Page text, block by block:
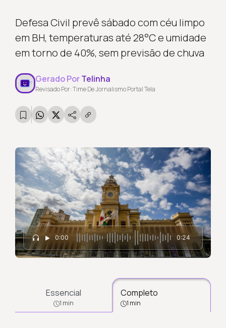
Defesa Civil prevê sábado com céu limpo
em BH, temperaturas até 28°C e umidade
em torno de 40%, sem previsão de chuva
Gerado PorTelinha
Revisado Por: Time De Jornalismo Portal Tela
0:00 0:24
Essencial
1 min
Completo
1 min